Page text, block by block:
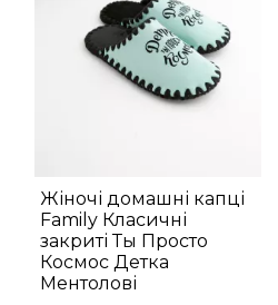
Жіночі домашні капці
Family Класичні
закриті Ты Просто
Космос Детка
Ментолові